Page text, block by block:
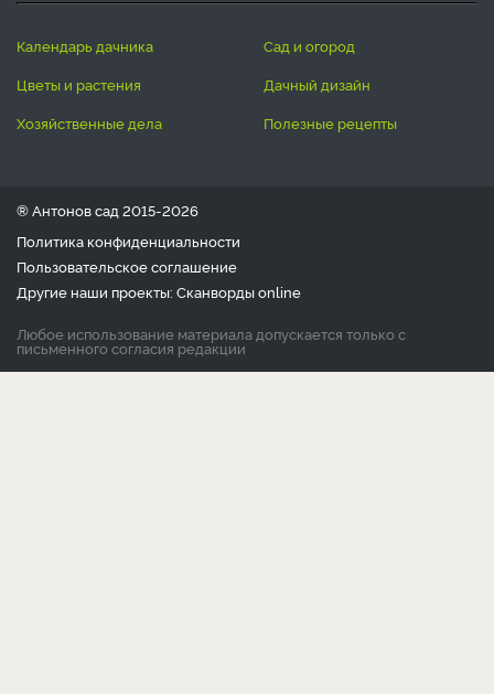
календарь дачника
сад и огород
цветы и растения
дачный дизайн
хозяйственные дела
полезные рецепты
® Антонов сад 2015-2026
Политика конфиденциальности
Пользовательское соглашение
Другие наши проекты: Сканвордыonline
Любое использование материала допускается только с
письменного согласия редакции